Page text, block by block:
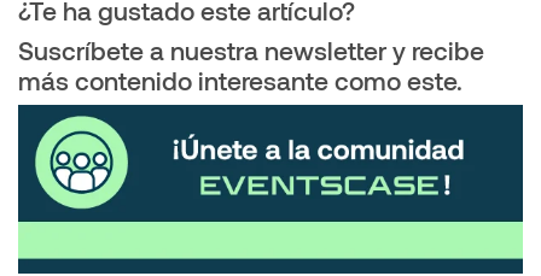
¿Te ha gustado este artículo?
Suscríbete a nuestra newsletter y recibe
más contenido interesante como este.